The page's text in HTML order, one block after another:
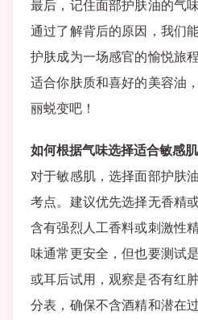
最后，记住面部护肤油的气
通过了解背后的原因，我们
护肤成为一场感官的愉悦旅
适合你肤质和喜好的美容油
丽蜕变吧！
如何根据气味选择适合敏感
对于敏感肌，选择面部护肤
考点。建议优先选择无香精
含有强烈人工香料或刺激性
味通常更安全，但也要测试
或耳后试用，观察是否有红
分表，确保不含酒精和潜在